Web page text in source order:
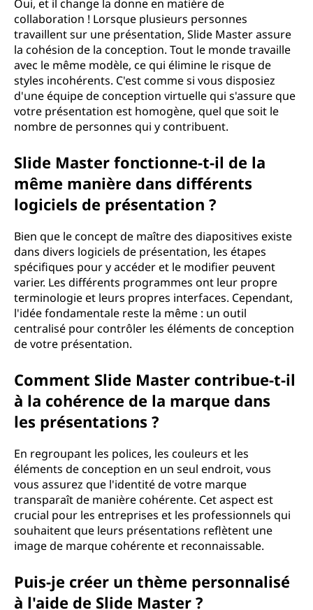
Oui, et il change la donne en matière de
collaboration ! Lorsque plusieurs personnes
travaillent sur une présentation, Slide Master assure
la cohésion de la conception. Tout le monde travaille
avec le même modèle, ce qui élimine le risque de
styles incohérents. C'est comme si vous disposiez
d'une équipe de conception virtuelle qui s'assure que
votre présentation est homogène, quel que soit le
nombre de personnes qui y contribuent.
Slide Master fonctionne-t-il de la
même manière dans différents
logiciels de présentation ?
Bien que le concept de maître des diapositives existe
dans divers logiciels de présentation, les étapes
spécifiques pour y accéder et le modifier peuvent
varier. Les différents programmes ont leur propre
terminologie et leurs propres interfaces. Cependant,
l'idée fondamentale reste la même : un outil
centralisé pour contrôler les éléments de conception
de votre présentation.
Comment Slide Master contribue-t-il
à la cohérence de la marque dans
les présentations ?
En regroupant les polices, les couleurs et les
éléments de conception en un seul endroit, vous
vous assurez que l'identité de votre marque
transparaît de manière cohérente. Cet aspect est
crucial pour les entreprises et les professionnels qui
souhaitent que leurs présentations reflètent une
image de marque cohérente et reconnaissable.
Puis-je créer un thème personnalisé
à l'aide de Slide Master ?